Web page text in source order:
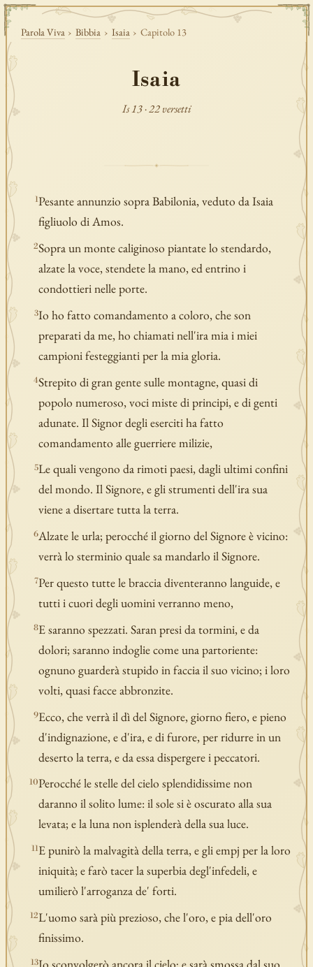
Parola Viva › Bibbia › Isaia › Capitolo 13
Isaia
Is 13 · 22 versetti
1Pesante annunzio sopra Babilonia, veduto da Isaia
figliuolo di Amos.
2Sopra un monte caliginoso piantate lo stendardo,
alzate la voce, stendete la mano, ed entrino i
condottieri nelle porte.
3Io ho fatto comandamento a coloro, che son
preparati da me, ho chiamati nell'ira mia i miei
campioni festeggianti per la mia gloria.
4Strepito di gran gente sulle montagne, quasi di
popolo numeroso, voci miste di principi, e di genti
adunate. Il Signor degli eserciti ha fatto
comandamento alle guerriere milizie,
5Le quali vengono da rimoti paesi, dagli ultimi confini
del mondo. Il Signore, e gli strumenti dell'ira sua
viene a disertare tutta la terra.
6Alzate le urla; perocché il giorno del Signore è vicino:
verrà lo sterminio quale sa mandarlo il Signore.
7Per questo tutte le braccia diventeranno languide, e
tutti i cuori degli uomini verranno meno,
8E saranno spezzati. Saran presi da tormini, e da
dolori; saranno indoglie come una partoriente:
ognuno guarderà stupido in faccia il suo vicino; i loro
volti, quasi facce abbronzite.
9Ecco, che verrà il dì del Signore, giorno fiero, e pieno
d'indignazione, e d'ira, e di furore, per ridurre in un
deserto la terra, e da essa dispergere i peccatori.
10Perocché le stelle del cielo splendidissime non
daranno il solito lume: il sole si è oscurato alla sua
levata; e la luna non isplenderà della sua luce.
11E punirò la malvagità della terra, e gli empj per la loro
iniquità; e farò tacer la superbia degl'infedeli, e
umilierò l'arroganza de' forti.
12L'uomo sarà più prezioso, che l'oro, e pia dell'oro
finissimo.
13Io sconvolgerò ancora il cielo; e sarà smossa dal suo